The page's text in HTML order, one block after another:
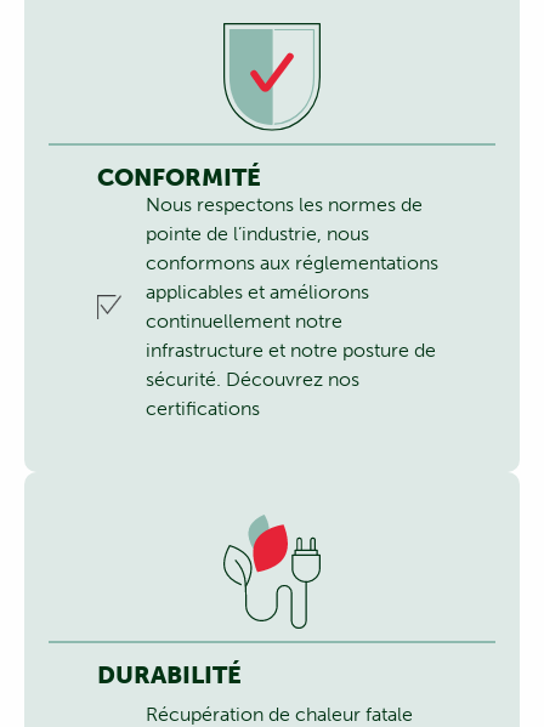
CONFORMITÉ
Nous respectons les normes de
pointe de l’industrie, nous
conformons aux réglementations
applicables et améliorons
continuellement notre
infrastructure et notre posture de
sécurité. Découvrez nos
certifications
DURABILITÉ
Récupération de chaleur fatale